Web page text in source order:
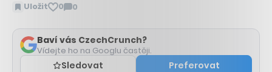
Uložit 0 0
Zobrazit
Baví vás CzechCrunch?
Vídejte ho na Googlu častěji.
Sledovat Preferovat